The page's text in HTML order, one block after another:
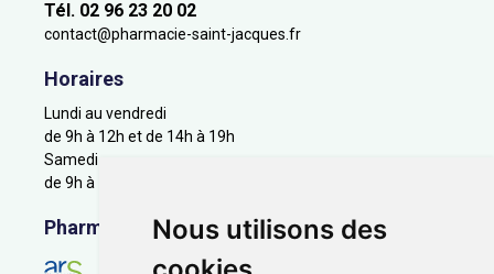
Nous utilisons des
Tél. 02 96 23 20 02
contact@pharmacie-saint-jacques.fr
Horaires
Lundi au vendredi
de 9h à 12h et de 14h à 19h
Samedi
de 9h à 12h
Pharmacie en ligne agréée